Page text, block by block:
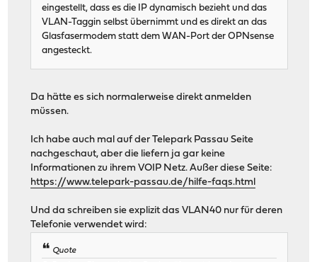
eingestellt, dass es die IP dynamisch bezieht und das
VLAN-Taggin selbst übernimmt und es direkt an das
Glasfasermodem statt dem WAN-Port der OPNsense
angesteckt.
Da hätte es sich normalerweise direkt anmelden
müssen.
Ich habe auch mal auf der Telepark Passau Seite
nachgeschaut, aber die liefern ja gar keine
Informationen zu ihrem VOIP Netz. Außer diese Seite:
https://www.telepark-passau.de/hilfe-faqs.html
Und da schreiben sie explizit das VLAN40 nur für deren
Telefonie verwendet wird:
Quote